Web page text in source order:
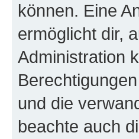
können. Eine
ermöglicht dir,
Administration
und die
beachte auch